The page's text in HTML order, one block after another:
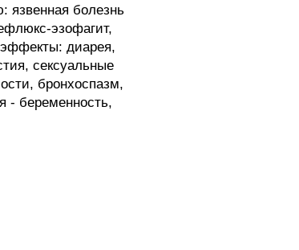
язвенная болезнь
эзофагит,
эффекты: диарея,
сексуальные
бронхоспазм,
- беременность,